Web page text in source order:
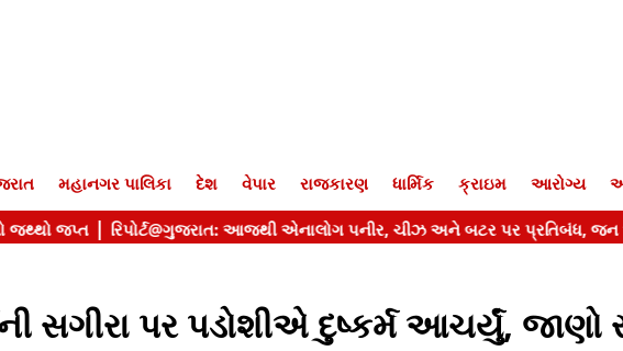
મહાનગર પાલિકા દેશ વેપાર રાજકારણ ધાર્મિક ક્રાઇમ આરોગ્ય
સગીરા પર પડોશીએ દુષ્કર્મ આચર્યું,